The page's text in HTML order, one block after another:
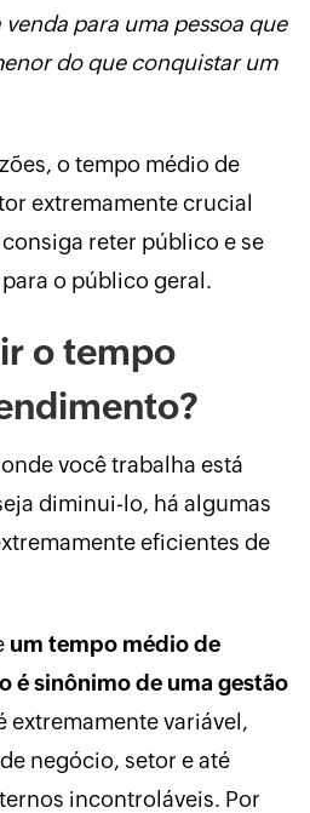
para uma pessoa que
do que conquistar um
o tempo médio de
extremamente crucial
reter público e se
o público geral.
o tempo
você trabalha está
diminui-lo, há algumas
eficientes de
um tempo médio de
é sinônimo de uma gestão
extremamente variável,
negócio, setor e até
incontroláveis. Por